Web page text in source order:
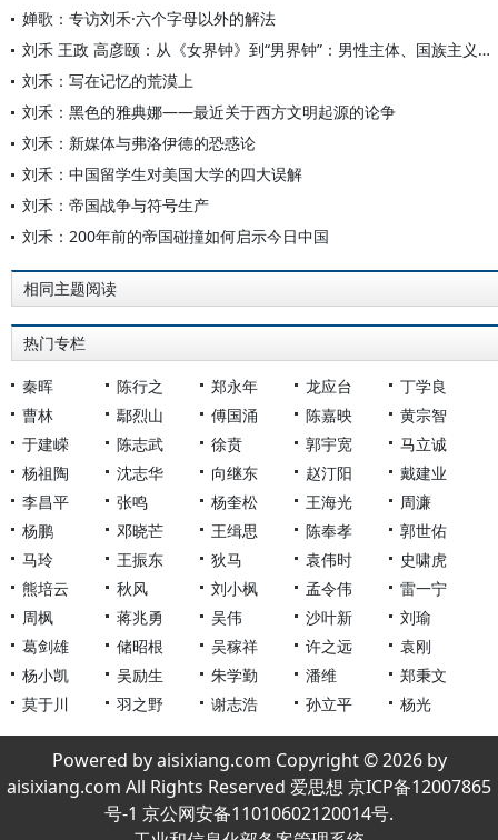
婵歌：专访刘禾·六个字母以外的解法
刘禾 王政 高彦颐：从《女界钟》到“男界钟”：男性主体、国族主义与现代性
刘禾：写在记忆的荒漠上
刘禾：黑色的雅典娜——最近关于西方文明起源的论争
刘禾：新媒体与弗洛伊德的恐惑论
刘禾：中国留学生对美国大学的四大误解
刘禾：帝国战争与符号生产
刘禾：200年前的帝国碰撞如何启示今日中国
相同主题阅读
热门专栏
秦晖 陈行之 郑永年 龙应台
丁学良
曹林
鄢烈山 傅国涌 陈嘉映
黄宗智
于建嵘
陈志武 徐贲 郭宇宽
马立诚
杨祖陶
沈志华 向继东 赵汀阳
戴建业
李昌平
张鸣 杨奎松 王海光
周濂
杨鹏
邓晓芒 王缉思 陈奉孝
郭世佑
马玲
王振东 狄马 袁伟时
史啸虎
熊培云
秋风 刘小枫 孟令伟
雷一宁
周枫
蒋兆勇 吴伟 沙叶新
刘瑜
葛剑雄
储昭根 吴稼祥 许之远
袁刚
杨小凯
吴励生 朱学勤 潘维
郑秉文
莫于川
羽之野 谢志浩 孙立平 杨光
Powered by aisixiang.com Copyright © 2026 by
aisixiang.com All Rights Reserved 爱思想 京ICP备12007865
号-1 京公网安备11010602120014号.